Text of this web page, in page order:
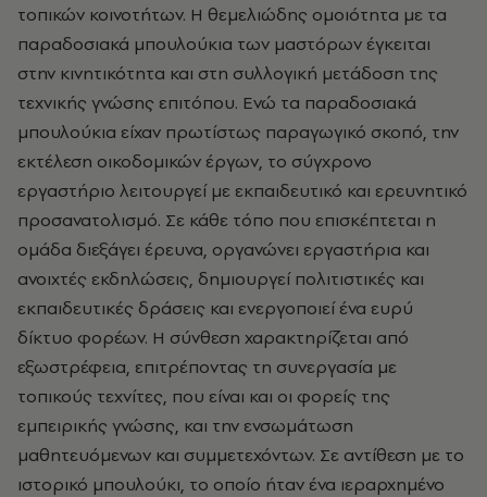
τοπικών κοινοτήτων. Η θεμελιώδης ομοιότητα με τα
παραδοσιακά μπουλούκια των μαστόρων έγκειται
στην κινητικότητα και στη συλλογική μετάδοση της
τεχνικής γνώσης επιτόπου. Ενώ τα παραδοσιακά
μπουλούκια είχαν πρωτίστως παραγωγικό σκοπό, την
εκτέλεση οικοδομικών έργων, το σύγχρονο
εργαστήριο λειτουργεί με εκπαιδευτικό και ερευνητικό
προσανατολισμό. Σε κάθε τόπο που επισκέπτεται η
ομάδα διεξάγει έρευνα, οργανώνει εργαστήρια και
ανοιχτές εκδηλώσεις, δημιουργεί πολιτιστικές και
εκπαιδευτικές δράσεις και ενεργοποιεί ένα ευρύ
δίκτυο φορέων. Η σύνθεση χαρακτηρίζεται από
εξωστρέφεια, επιτρέποντας τη συνεργασία με
τοπικούς τεχνίτες, που είναι και οι φορείς της
εμπειρικής γνώσης, και την ενσωμάτωση
μαθητευόμενων και συμμετεχόντων. Σε αντίθεση με το
ιστορικό μπουλούκι, το οποίο ήταν ένα ιεραρχημένο